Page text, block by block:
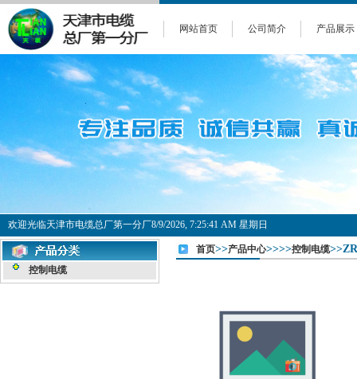
网站首页 公司简介 产品展示
欢迎光临天津市电缆总厂第一分厂8/9/2026, 7:25:41 AM 星期日
控制电缆
首页>>产品中心>>>>控制电缆